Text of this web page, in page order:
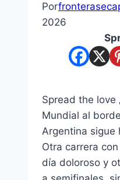
Por
2026
Spread the love
Mundial al
Argentina sigue
Otra carrera
día doloroso y